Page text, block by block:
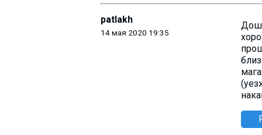
patlakh
14 мая 2020 19:35